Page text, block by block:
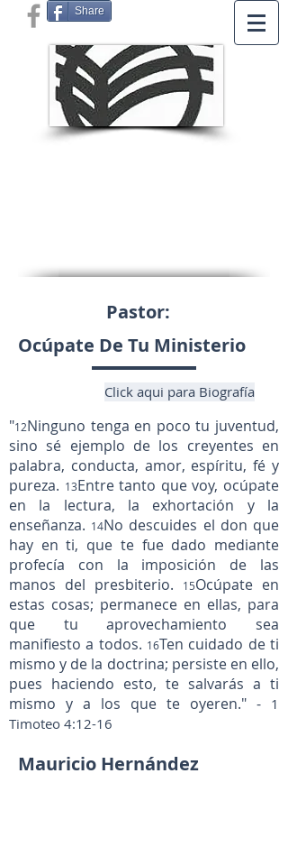
Share
Pastor:
Ocúpate De Tu Ministerio
Click aqui para Biografía
"12Ninguno tenga en poco tu juventud,
sino sé ejemplo de los creyentes en
palabra, conducta, amor, espíritu, fé y
pureza. 13Entre tanto que voy, ocúpate
en la lectura, la exhortación y la
enseñanza. 14No descuides el don que
hay en ti, que te fue dado mediante
profecía con la imposición de las
manos del presbiterio.
15Ocúpate en
estas cosas; permanece en ellas, para
que tu aprovechamiento sea
manifiesto a todos. 16Ten cuidado de ti
mismo y de la doctrina; persiste en ello,
pues haciendo esto, te salvarás a ti
mismo y a los que te oyeren." - 1
Timoteo 4:12-16
Mauricio Hernández